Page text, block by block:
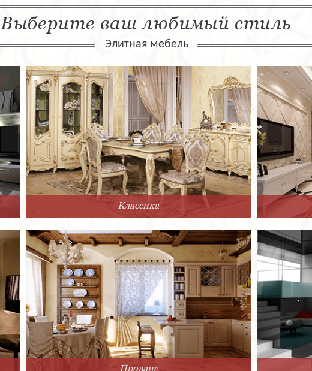
Выберите ваш любимый стиль
Элитная мебель
Классика
Прованс